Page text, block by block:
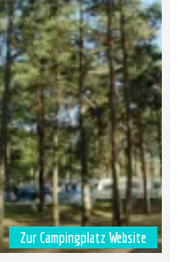
Zur Campingplatz Website